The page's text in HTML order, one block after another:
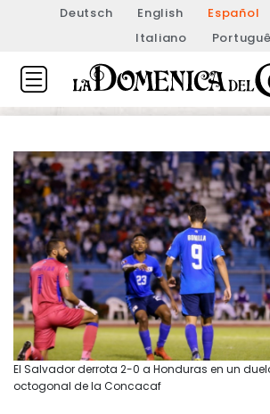
Deutsch English Español
Italiano
El Salvador derrota 2-0 a Honduras en un
octogonal de la Concacaf